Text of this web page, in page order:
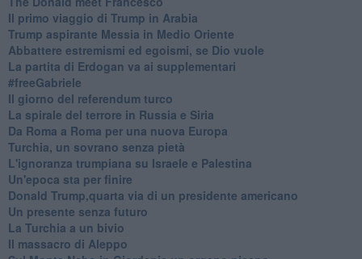
Il primo viaggio di Trump in Arabia
Trump aspirante Messia in Medio Oriente
Abbattere estremismi ed egoismi, se Dio vuole
La partita di Erdogan va ai supplementari
#freeGabriele
Il giorno del referendum turco
La spirale del terrore in Russia e Siria
Da Roma a Roma per una nuova Europa
Turchia, un sovrano senza pietà
L'ignoranza trumpiana su Israele e Palestina
Un'epoca sta per finire
Donald Trump,quarta via di un presidente americano
Un presente senza futuro
La Turchia a un bivio
Il massacro di Aleppo